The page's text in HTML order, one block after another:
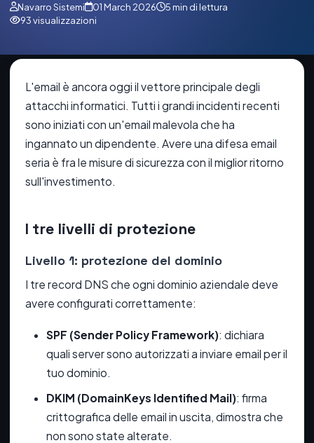
Navarro Sistemi 01 March 2026
5 min di lettura
93 visualizzazioni
L'email è ancora oggi il vettore principale degli
attacchi informatici. Tutti i grandi incidenti recenti
sono iniziati con un'email malevola che ha
ingannato un dipendente. Avere una difesa email
seria è fra le misure di sicurezza con il miglior ritorno
sull'investimento.
I tre livelli di protezione
Livello 1: protezione del dominio
I tre record DNS che ogni dominio aziendale deve
avere configurati correttamente:
SPF (Sender Policy Framework): dichiara
quali server sono autorizzati a inviare email per il
tuo dominio.
DKIM (DomainKeys Identified Mail): firma
crittografica delle email in uscita, dimostra che
non sono state alterate.